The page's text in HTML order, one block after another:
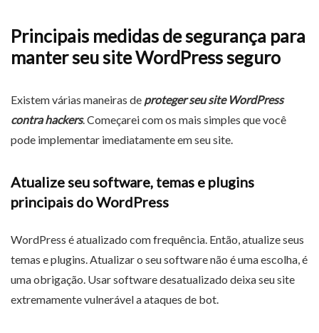
Principais medidas de segurança para
manter seu site WordPress seguro
Existem várias maneiras de proteger seu site WordPress
contra hackers. Começarei com os mais simples que você
pode implementar imediatamente em seu site.
Atualize seu software, temas e plugins
principais do WordPress
WordPress é atualizado com frequência. Então, atualize seus
temas e plugins. Atualizar o seu software não é uma escolha, é
uma obrigação. Usar software desatualizado deixa seu site
extremamente vulnerável a ataques de bot.